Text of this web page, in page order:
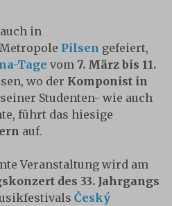
in
Metropole Pilsen gefeiert,
Tage vom 7. März bis 11.
wo der Komponist in
Studenten- wie auch
führt das hiesige
auf.
Veranstaltung wird am
des 33. Jahrgangs
Český